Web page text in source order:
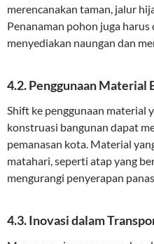
merencanakan taman, jalur
Penanaman pohon juga
menyediakan naungan dan
4.2. Penggunaan Material
Shift ke penggunaan material
konstruasi bangunan dapat
pemanasan kota. Material
matahari, seperti atap yang
mengurangi penyerapan
4.3. Inovasi dalam